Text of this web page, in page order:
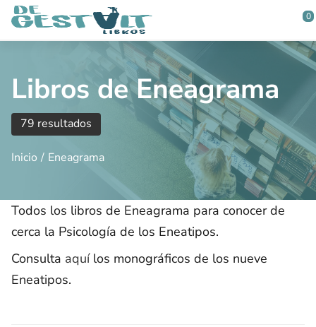
Saltar al contenido principal
0
Libros de Eneagrama
79 resultados
Inicio Eneagrama
Todos los libros de Eneagrama para conocer de
cerca la Psicología de los Eneatipos.
Consulta aquí los monográficos de los nueve
Eneatipos.